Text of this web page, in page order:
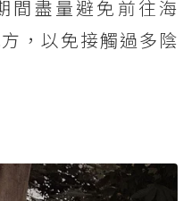
間盡量避免前往海
，以免接觸過多陰